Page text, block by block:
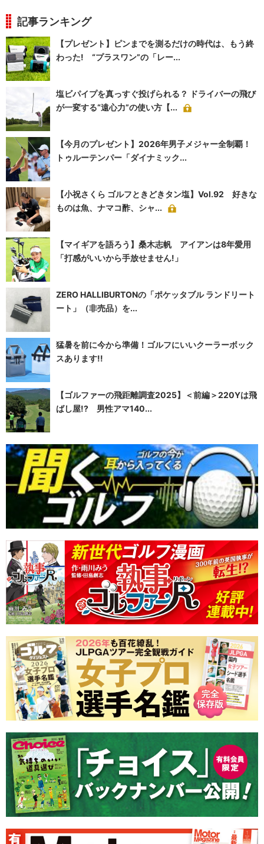
記事ランキング
【プレゼント】ピンまでを測るだけの時代は、もう終
わった! “プラスワン”の「レー...
塩ビパイプを真っすぐ投げられる？ ドライバーの飛び
が一変する“遠心力”の使い方【...
【今月のプレゼント】2026年男子メジャー全制覇！
トゥルーテンパー「ダイナミック...
【小祝さくら ゴルフときどきタン塩】Vol.92 好きな
ものは魚、ナマコ酢、シャ...
【マイギアを語ろう】桑木志帆 アイアンは8年愛用
「打感がいいから手放せません!」
ZERO HALLIBURTONの「ポケッタブル ランドリート
ート」（非売品）を...
猛暑を前に今から準備！ゴルフにいいクーラーボック
スあります!!
【ゴルファーの飛距離調査2025】＜前編＞220Yは飛
ばし屋!? 男性アマ140...